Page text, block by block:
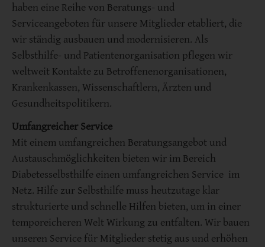
haben eine Reihe von Beratungs- und
Serviceangeboten für unsere Mitglieder etabliert, die
wir ständig ausbauen und modernisieren. Als
Selbsthilfe- und Patientenorganisation pflegen wir
weltweit Kontakte zu Betroffenenorganisationen,
Krankenkassen, Wissenschaftlern, Ärzten und
Gesundheitspolitikern.
Umfangreicher Service
Mit einem umfangreichen Beratungsangebot und
Austauschmöglichkeiten bieten wir im Bereich
Diabetesselbsthilfe einen umfangreichen Service im
Netz. Hilfe zur Selbsthilfe muss heutzutage klar
strukturierte und schnelle Hilfen bieten, um in einer
temporeicheren Welt Wirkung zu entfalten. Wir bauen
unseren Service für Mitglieder stetig aus und erhöhen